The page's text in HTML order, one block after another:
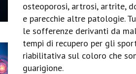
osteoporosi, artrosi, artrite,
e parecchie altre patologie.
le sofferenze derivanti da
tempi di recupero per gli
riabilitativa sul coloro che
guarigione.